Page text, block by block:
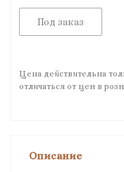
Под заказ
Цена действительна
отличаться от цен в
Описание